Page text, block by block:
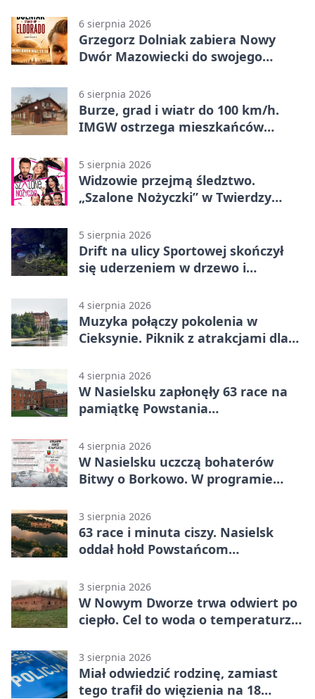
6 sierpnia 2026
Grzegorz Dolniak zabiera Nowy
Dwór Mazowiecki do swojego
6 sierpnia 2026
Burze, grad i wiatr do 100 km/h.
IMGW ostrzega mieszkańców
5 sierpnia 2026
Widzowie przejmą śledztwo.
„Szalone Nożyczki” w Twierdzy
5 sierpnia 2026
Drift na ulicy Sportowej skończył
się uderzeniem w drzewo i
4 sierpnia 2026
Muzyka połączy pokolenia w
Cieksynie. Piknik z atrakcjami dla
4 sierpnia 2026
W Nasielsku zapłonęły 63 race na
pamiątkę Powstania
4 sierpnia 2026
W Nasielsku uczczą bohaterów
Bitwy o Borkowo. W programie
3 sierpnia 2026
63 race i minuta ciszy. Nasielsk
oddał hołd Powstańcom
3 sierpnia 2026
W Nowym Dworze trwa odwiert po
ciepło. Cel to woda o temperaturze
3 sierpnia 2026
Miał odwiedzić rodzinę, zamiast
tego trafił do więzienia na 18